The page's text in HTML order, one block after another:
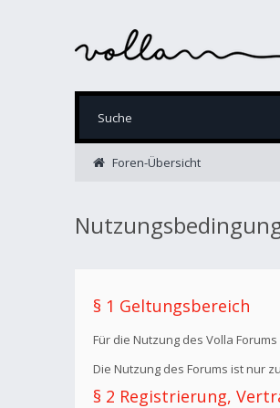
Foren-Übersicht
§ 1 Geltungsbereich
Für die Nutzung des Volla
Die Nutzung des Forums ist nur
§ 2 Registrierung,